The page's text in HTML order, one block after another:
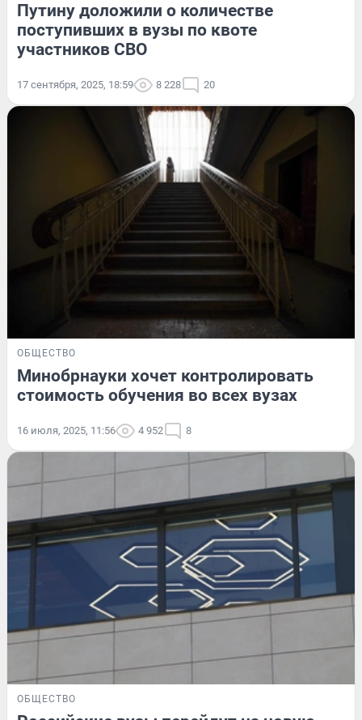
Путину доложили о количестве
поступивших в вузы по квоте
участников СВО
17 сентября, 2025, 18:59 8 228 20
ОБЩЕСТВО
Минобрнауки хочет контролировать
стоимость обучения во всех вузах
16 июля, 2025, 11:56 4 952 8
ОБЩЕСТВО